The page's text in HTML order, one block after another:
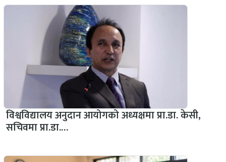
विश्वविद्यालय अनुदान आयोगको अध्यक्षमा प्रा.डा. केसी,
सचिवमा प्रा.डा.…